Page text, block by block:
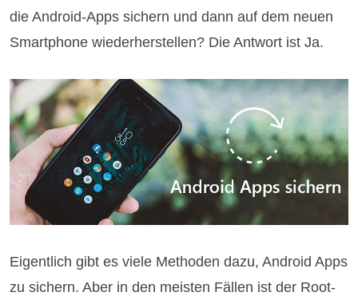
die Android-Apps sichern und dann auf dem neuen
Smartphone wiederherstellen? Die Antwort ist Ja.
Eigentlich gibt es viele Methoden dazu, Android Apps
zu sichern. Aber in den meisten Fällen ist der Root-